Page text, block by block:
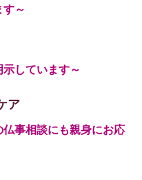
す～
しています～
ア
事相談にも親身にお応